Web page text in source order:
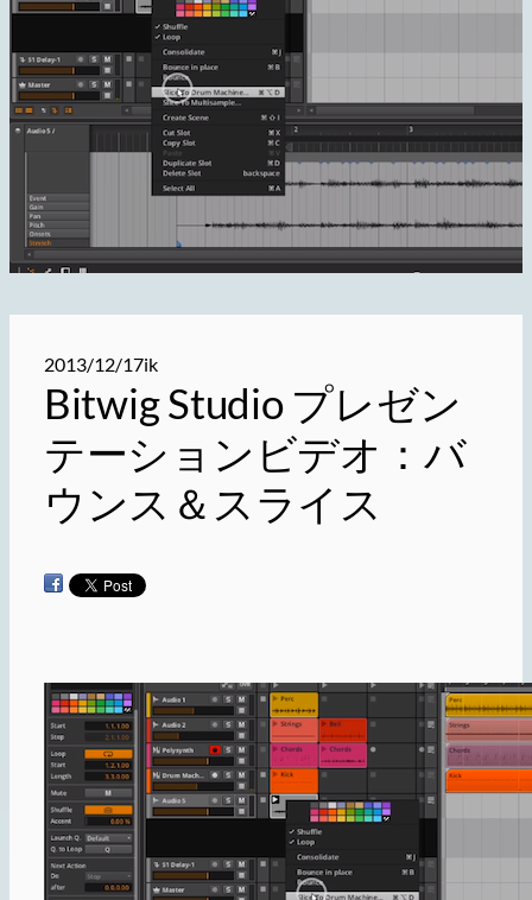
2013/12/17ik
Bitwig Studio プレゼン
テーションビデオ：バ
ウンス＆スライス